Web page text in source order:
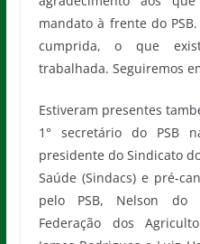
mandato à frente do
cumprida, o que
trabalhada. Seguiremos
Estiveram presentes
1° secretário do PSB
presidente do Sindicato
Saúde (Sindacs) e pré-
pelo PSB, Nelson do
Federação dos